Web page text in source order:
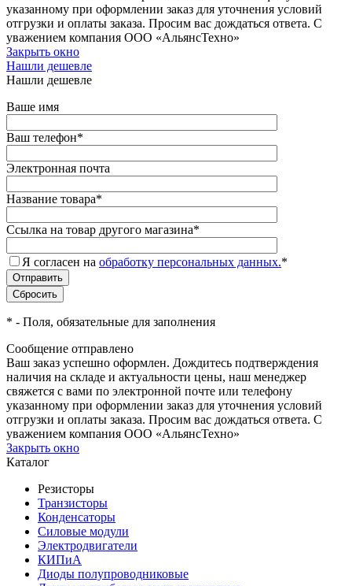
указанному при оформлении заказ для уточнения условий
отгрузки и оплаты заказа. Просим вас дождаться ответа. С
уважением компания ООО «АльянсТехно»
Закрыть окно
Нашли дешевле
Нашли дешевле
Ваше имя
Ваш телефон*
Электронная почта
Название товара*
Ссылка на товар другого магазина*
Я согласен на обработку персональных данных.*
* - Поля, обязательные для заполнения
Сообщение отправлено
Ваш заказ успешно оформлен. Дождитесь подтверждения
наличия на складе и актуальности цены, наш менеджер
свяжется с вами по электронной почте или телефону
указанному при оформлении заказ для уточнения условий
отгрузки и оплаты заказа. Просим вас дождаться ответа. С
уважением компания ООО «АльянсТехно»
Закрыть окно
Каталог
Резисторы
Транзисторы
Конденсаторы
Силовые модули
Электродвигатели
КИПиА
Диоды полупроводниковые